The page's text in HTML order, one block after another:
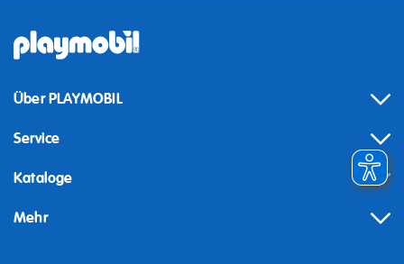
Über PLAYMOBIL
Service
Kataloge
Mehr